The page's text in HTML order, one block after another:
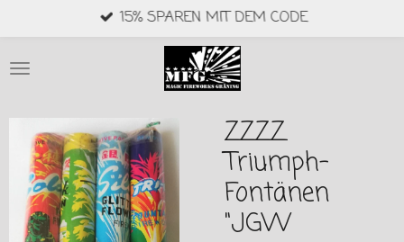
springen
15% SPAREN MIT DEM CODE
ZZZZ
Triumph-
Fontänen
"JGW